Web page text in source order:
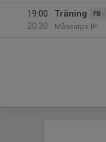
19:00
20:30
Träning FB
Månsarps IP